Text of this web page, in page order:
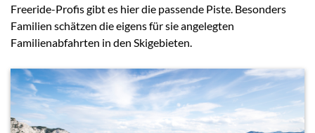
Freeride-Profis gibt es hier die passende Piste. Besonders
Familien schätzen die eigens für sie angelegten
Familienabfahrten in den Skigebieten.